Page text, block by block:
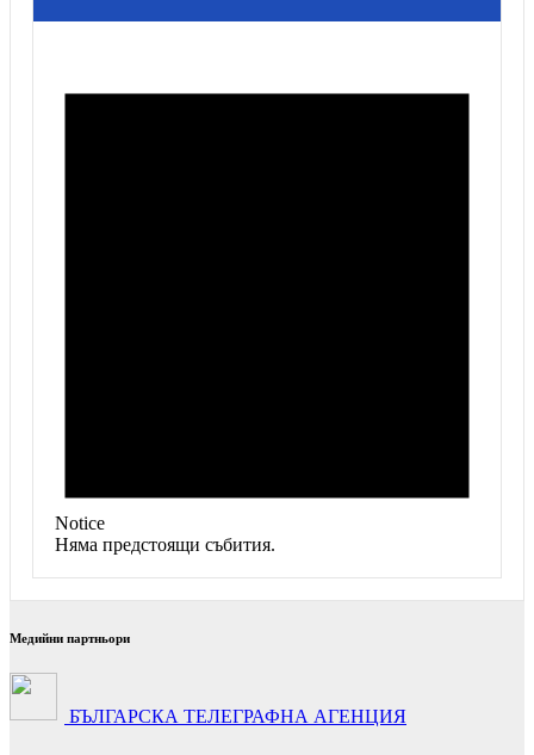
Notice
Няма предстоящи събития.
Медийни партньори
БЪЛГАРСКА ТЕЛЕГРАФНА АГЕНЦИЯ